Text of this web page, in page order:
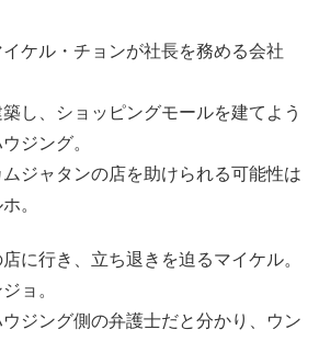
ケル・チョンが社長を務める会社
し、ショッピングモールを建てよう
ジング。
ジャタンの店を助けられる可能性は
。
に行き、立ち退きを迫るマイケル。
ョ。
ジング側の弁護士だと分かり、ウン